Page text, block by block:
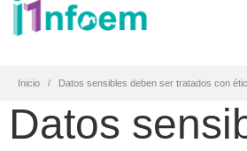
Inicio Datos sensibles deben ser tratados con
Datos